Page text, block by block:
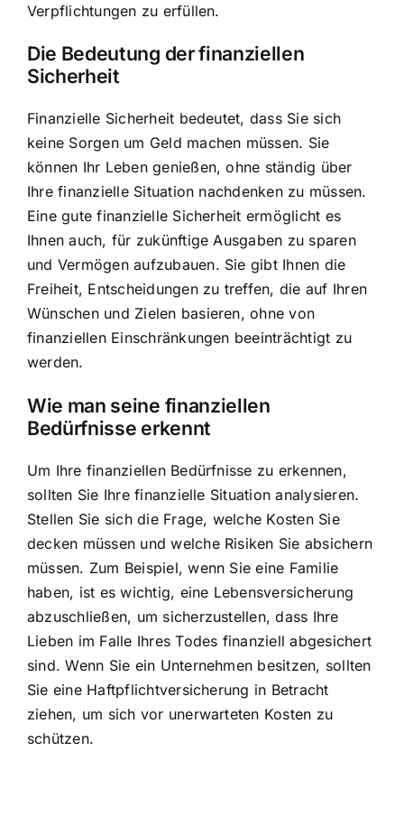
Verpflichtungen zu erfüllen.
Die Bedeutung der finanziellen
Sicherheit
Finanzielle Sicherheit bedeutet, dass Sie sich
keine Sorgen um Geld machen müssen. Sie
können Ihr Leben genießen, ohne ständig über
Ihre finanzielle Situation nachdenken zu müssen.
Eine gute finanzielle Sicherheit ermöglicht es
Ihnen auch, für zukünftige Ausgaben zu sparen
und Vermögen aufzubauen. Sie gibt Ihnen die
Freiheit, Entscheidungen zu treffen, die auf Ihren
Wünschen und Zielen basieren, ohne von
finanziellen Einschränkungen beeinträchtigt zu
werden.
Wie man seine finanziellen
Bedürfnisse erkennt
Um Ihre finanziellen Bedürfnisse zu erkennen,
sollten Sie Ihre finanzielle Situation analysieren.
Stellen Sie sich die Frage, welche Kosten Sie
decken müssen und welche Risiken Sie absichern
müssen. Zum Beispiel, wenn Sie eine Familie
haben, ist es wichtig, eine Lebensversicherung
abzuschließen, um sicherzustellen, dass Ihre
Lieben im Falle Ihres Todes finanziell abgesichert
sind. Wenn Sie ein Unternehmen besitzen, sollten
Sie eine Haftpflichtversicherung in Betracht
ziehen, um sich vor unerwarteten Kosten zu
schützen.